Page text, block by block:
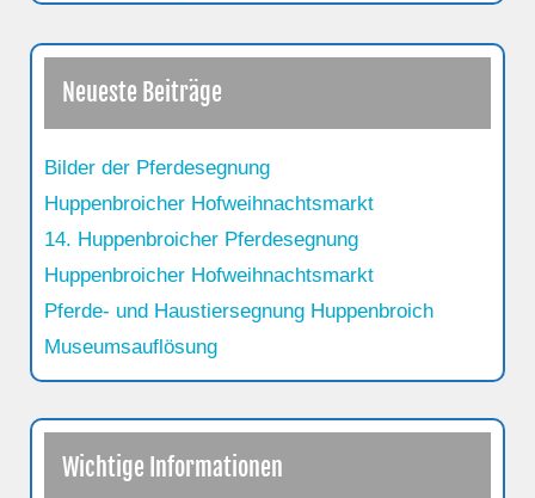
Neueste Beiträge
Bilder der Pferdesegnung
Huppenbroicher Hofweihnachtsmarkt
14. Huppenbroicher Pferdesegnung
Huppenbroicher Hofweihnachtsmarkt
Pferde- und Haustiersegnung Huppenbroich
Museumsauflösung
Wichtige Informationen